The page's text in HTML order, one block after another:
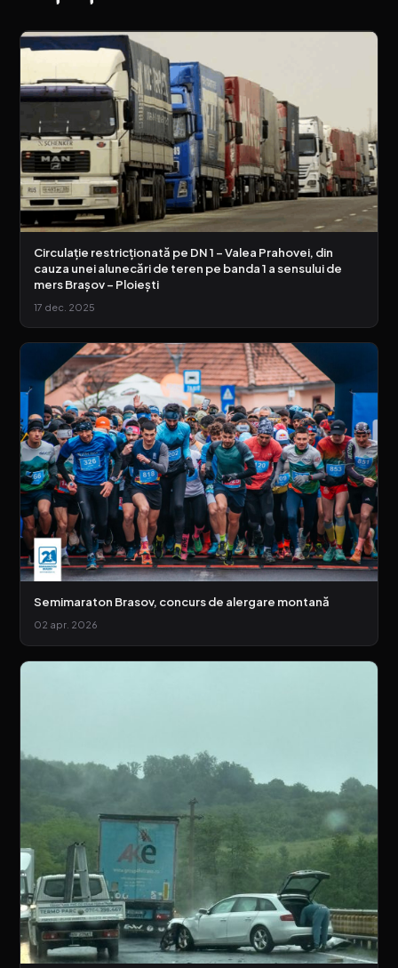
Circulație restricționată pe DN 1 – Valea Prahovei, din
cauza unei alunecări de teren pe banda 1 a sensului de
mers Brașov – Ploiești
17 dec. 2025
Semimaraton Brasov, concurs de alergare montană
02 apr. 2026